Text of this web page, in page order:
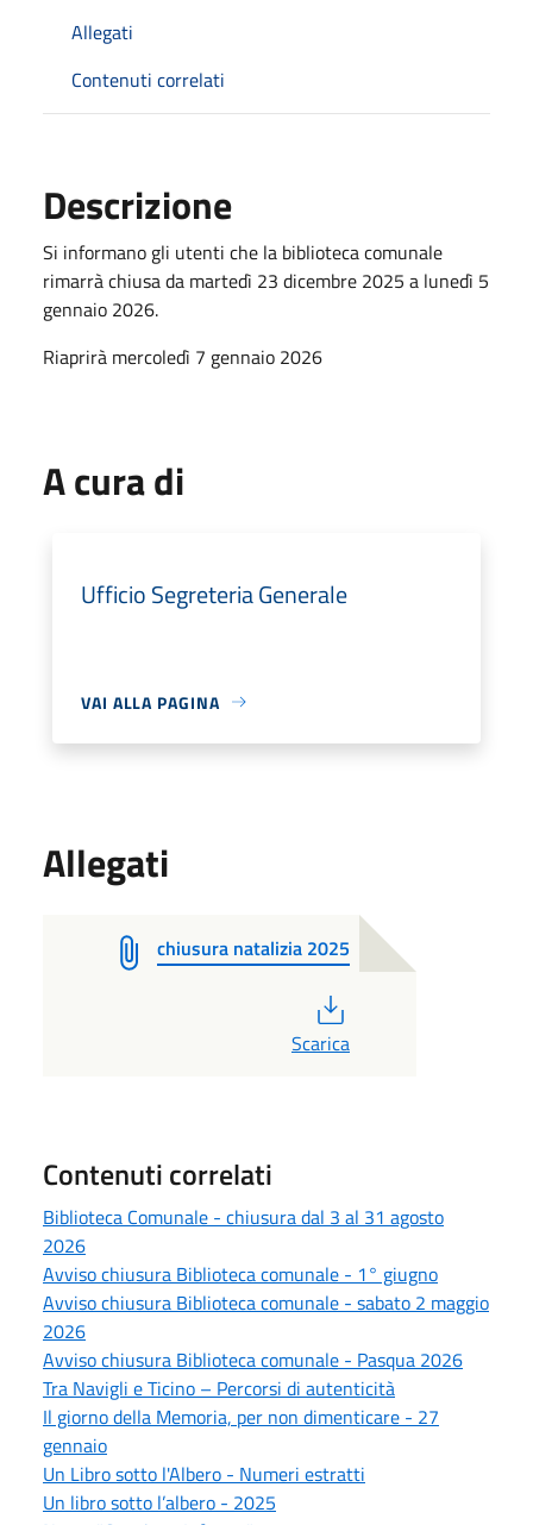
Allegati
Contenuti correlati
Descrizione
Si informano gli utenti che la biblioteca comunale
rimarrà chiusa da martedì 23 dicembre 2025 a lunedì 5
gennaio 2026.
Riaprirà mercoledì 7 gennaio 2026
A cura di
Ufficio Segreteria Generale
VAI ALLA PAGINA
Allegati
chiusura natalizia 2025
Scarica
Contenuti correlati
Biblioteca Comunale - chiusura dal 3 al 31 agosto
2026
Avviso chiusura Biblioteca comunale - 1° giugno
Avviso chiusura Biblioteca comunale - sabato 2 maggio
2026
Avviso chiusura Biblioteca comunale - Pasqua 2026
Tra Navigli e Ticino – Percorsi di autenticità
Il giorno della Memoria, per non dimenticare - 27
gennaio
Un Libro sotto l'Albero - Numeri estratti
Un libro sotto l’albero - 2025